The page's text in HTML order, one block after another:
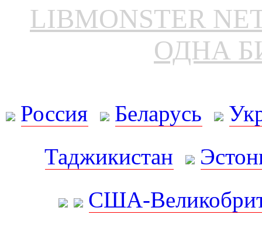
LIBMONSTER
ОДНА
Россия Беларусь
Таджикистан
США-